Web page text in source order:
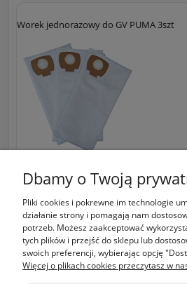
Worek jednorazowy do GV PUMA 3szt
Zakupy
Pomoc
Dbamy o Twoją
Pliki cookies i pokrewne im technologie
działanie strony i pomagają nam
potrzeb. Możesz zaakceptować
tych plików i przejść do sklepu lub
swoich preferencji, wybierając opcję
Więcej o plikach cookies przeczytasz w